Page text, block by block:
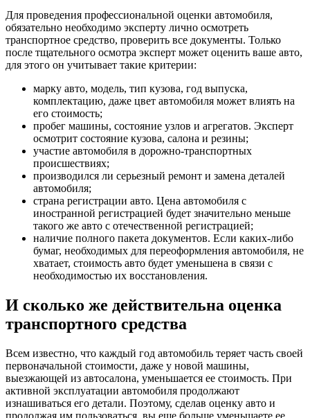
Для проведения профессиональной оценки автомобиля,
обязательно необходимо эксперту лично осмотреть
транспортное средство, проверить все документы. Только
после тщательного осмотра эксперт может оценить ваше авто,
для этого он учитывает такие критерии:
марку авто, модель, тип кузова, год выпуска,
комплектацию, даже цвет автомобиля может влиять на
его стоимость;
пробег машины, состояние узлов и агрегатов. Эксперт
осмотрит состояние кузова, салона и резины;
участие автомобиля в дорожно-транспортных
происшествиях;
производился ли серьезный ремонт и замена деталей
автомобиля;
страна регистрации авто. Цена автомобиля с
иностранной регистрацией будет значительно меньше
такого же авто с отечественной регистрацией;
наличие полного пакета документов. Если каких-либо
бумаг, необходимых для переоформления автомобиля, не
хватает, стоимость авто будет уменьшена в связи с
необходимостью их восстановления.
И сколько же действительна оценка
транспортного средства
Всем известно, что каждый год автомобиль теряет часть своей
первоначальной стоимости, даже у новой машины,
выезжающей из автосалона, уменьшается ее стоимость. При
активной эксплуатации автомобиля продолжают
изнашиваться его детали. Поэтому, сделав оценку авто и
продолжая им пользоваться, вы еще больше уменьшаете ее